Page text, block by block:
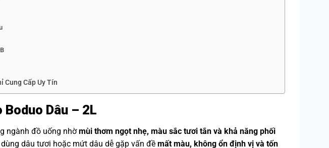
Cung Cấp Uy Tín
Boduo Dâu – 2L
ngành đồ uống nhờmùi thơm ngọt nhẹ, màu sắc tươi tắn và khả năng phối
dùng dâu tươi hoặc mứt dâu dễ gặp vấn đề mất màu, không ổn định vị và tốn